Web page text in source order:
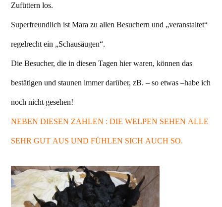
Zufüttern los.
Superfreundlich ist Mara zu allen Besuchern und „veranstaltet“
regelrecht ein „Schausäugen“.
Die Besucher, die in diesen Tagen hier waren, können das
bestätigen und staunen immer darüber, zB. – so etwas –habe ich
noch nicht gesehen!
NEBEN DIESEN ZAHLEN : DIE WELPEN SEHEN ALLE
SEHR GUT AUS UND FÜHLEN SICH AUCH SO.